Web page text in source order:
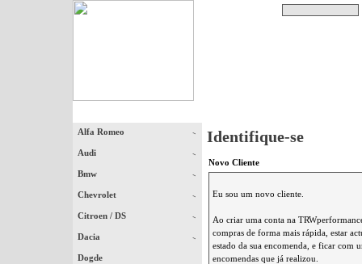
Alfa Romeo
Audi
Bmw
Chevrolet
Citroen / DS
Dacia
Dogde
Identifique-se
Novo Cliente
Eu sou um novo cliente.
Ao criar uma conta na
compras de forma mais rápida, estar
estado da sua encomenda, e ficar com
encomendas que já realizou.